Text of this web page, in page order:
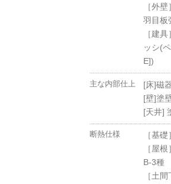
［外
羽目板
［建
ッシ(
E])
主な内部仕上
[床]磁
[壁]塗
[天井]
断熱仕様
［基
［屋
B-3種
［土